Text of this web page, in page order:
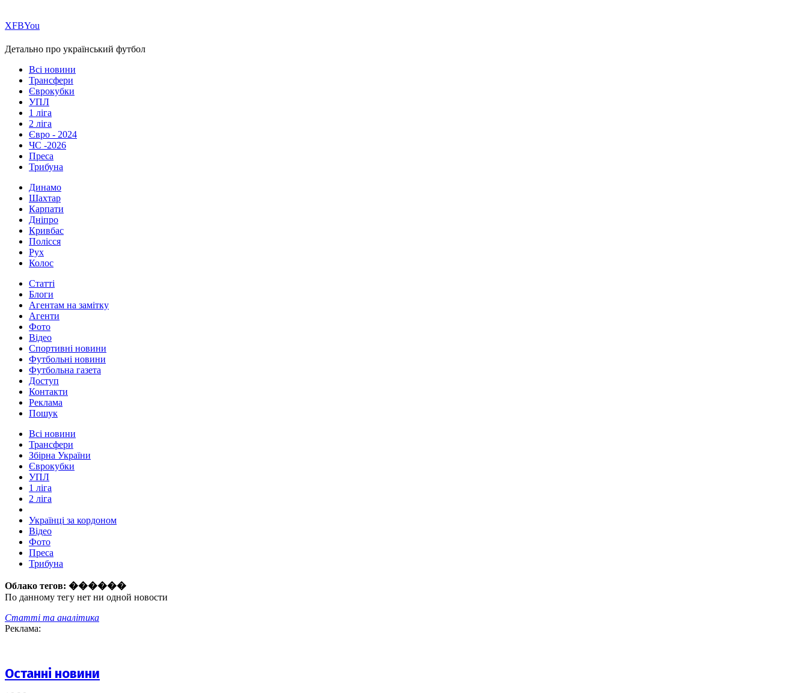
ХFBYou
Детально про український футбол
Всі новини
Трансфери
Єврокубки
УПЛ
1 ліга
2 ліга
Євро - 2024
ЧС -2026
Преса
Трибуна
Динамо
Шахтар
Карпати
Дніпро
Кривбас
Полісся
Рух
Колос
Статті
Блоги
Агентам на замітку
Агенти
Фото
Відео
Спортивні новини
Футбольні новини
Футбольна газета
Доступ
Контакти
Реклама
Пошук
Всі новини
Трансфери
Збірна України
Єврокубки
УПЛ
1 ліга
2 ліга
Українці за кордоном
Відео
Фото
Преса
Трибуна
Облако тегов: ������
По данному тегу нет ни одной новости
Статті та аналітика
Реклама:
Останні новини